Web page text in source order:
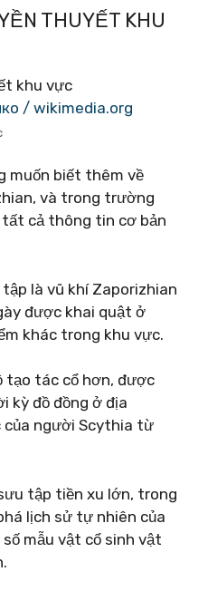
THUYẾT KHU
/ wikimedia.org
muốn biết thêm về
và trong trường
cả thông tin cơ bản
là vũ khí Zaporizhian
được khai quật ở
khác trong khu vực.
tạo tác cổ hơn, được
kỳ đồ đồng ở địa
của người Scythia từ
tập tiền xu lớn, trong
lịch sử tự nhiên của
mẫu vật cổ sinh vật